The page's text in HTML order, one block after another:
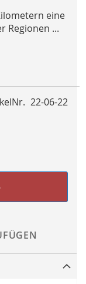
eine
Regionen ...
22-06-22